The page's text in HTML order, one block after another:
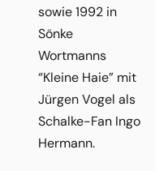
sowie 1992 in
Sönke
Wortmanns
“Kleine Haie” mit
Jürgen Vogel als
Schalke-Fan Ingo
Hermann.